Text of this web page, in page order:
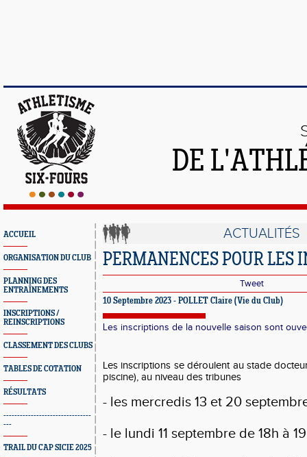
DE
ACCUEIL
ORGANISATION DU CLUB
PLANNING DES
ENTRAÎNEMENTS
INSCRIPTIONS /
REINSCRIPTIONS
CLASSEMENT DES CLUBS
TABLES DE COTATION
RÉSULTATS
--------------------------------
---
TRAIL DU CAP SICIE 2025
ACTUALITÉS
PERMANENCES POUR LES
Tweet
10 Septembre 2023 - POLLET Claire (Vie du Club)
Les inscriptions de la nouvelle saison sont
Les inscriptions se déroulent au stade
piscine), au niveau des tribunes
- les mercredis 13 et 20
- le lundi 11 septembre de 18h à